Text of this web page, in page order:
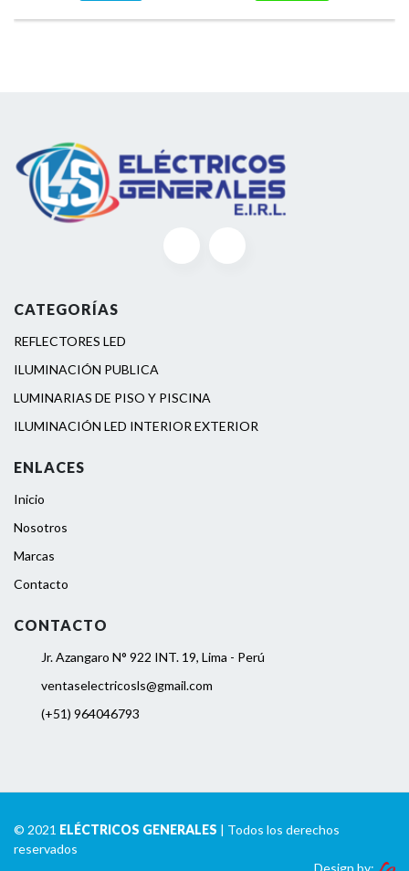
CATEGORÍAS
REFLECTORES LED
ILUMINACIÓN PUBLICA
LUMINARIAS DE PISO Y PISCINA
ILUMINACIÓN LED INTERIOR EXTERIOR
ENLACES
Inicio
Nosotros
Marcas
Contacto
CONTACTO
Jr. Azangaro N° 922 INT. 19, Lima - Perú
ventaselectricosls@gmail.com
(+51) 964046793
© 2021 ELÉCTRICOS GENERALES | Todos los derechos
reservados
Design by: